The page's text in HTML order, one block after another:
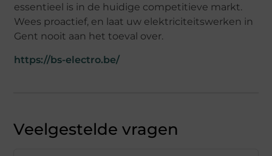
essentieel is in de huidige competitieve markt.
Wees proactief, en laat uw elektriciteitswerken in
Gent nooit aan het toeval over.
https://bs-electro.be/
Veelgestelde vragen